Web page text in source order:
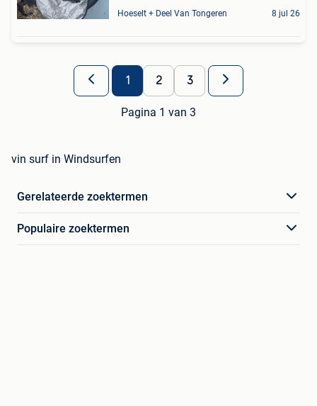
Hoeselt + Deel Van Tongeren 8 jul 26
1 2 3
Pagina 1 van 3
vin surf in Windsurfen
Gerelateerde zoektermen
Populaire zoektermen